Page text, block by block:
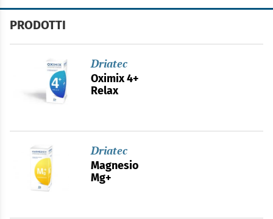
PRODOTTI
Driatec
Oximix 4+
Relax
Driatec
Magnesio
Mg+